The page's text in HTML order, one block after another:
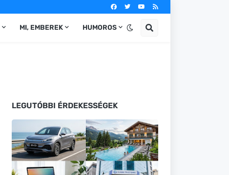
MI, EMBEREK HUMOROS
LEGUTÓBBI ÉRDEKESSÉGEK